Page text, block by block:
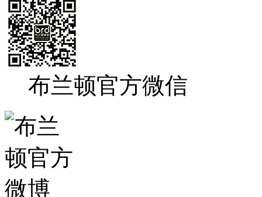
布兰顿官方微信